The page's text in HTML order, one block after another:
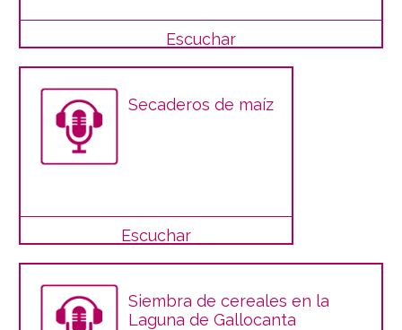
Escuchar
Secaderos de maíz
Escuchar
Siembra de cereales en la
Laguna de Gallocanta